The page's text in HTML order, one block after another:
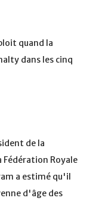
quand la
dans les cinq
de la
Royale
a estimé qu'il
d'âge des